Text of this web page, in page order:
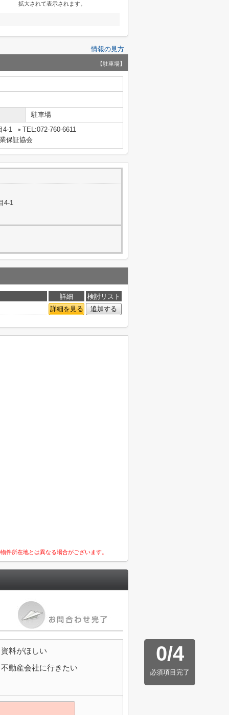
拡大されて表示されます。
情報の見方
【駐車場】
駐車場
4-1
TEL:072-760-6611
保証協会
4-1
詳細
検討リスト
詳細を見る
追加する
件所在地とは異なる場合がございます。
0/4
必須項目完了
資料がほしい
不動産会社に行きたい